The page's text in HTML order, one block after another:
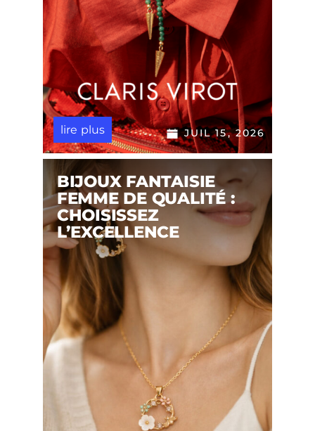
JUIL 15, 2026
lire plus
BIJOUX FANTAISIE
FEMME DE QUALITÉ :
CHOISISSEZ
L’EXCELLENCE